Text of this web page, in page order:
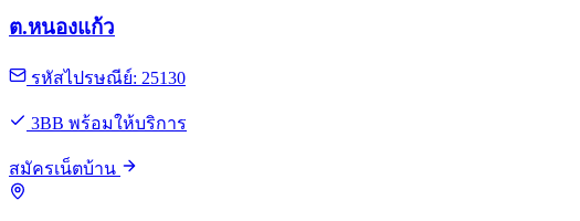
ต.หนองแก้ว
รหัสไปรษณีย์: 25130
3BB พร้อมให้บริการ
สมัครเน็ตบ้าน